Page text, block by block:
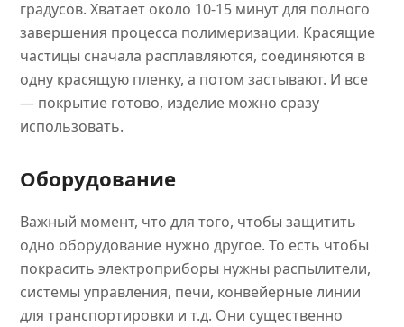
градусов. Хватает около 10-15 минут для полного
завершения процесса полимеризации. Красящие
частицы сначала расплавляются, соединяются в
одну красящую пленку, а потом застывают. И все
— покрытие готово, изделие можно сразу
использовать.
Оборудование
Важный момент, что для того, чтобы защитить
одно оборудование нужно другое. То есть чтобы
покрасить электроприборы нужны распылители,
системы управления, печи, конвейерные линии
для транспортировки и т.д. Они существенно